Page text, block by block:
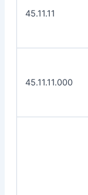
45.11.11
45.11.11.000